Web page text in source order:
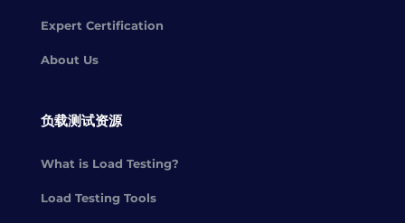
Expert Certification
About Us
负载测试资源
What is Load Testing?
Load Testing Tools